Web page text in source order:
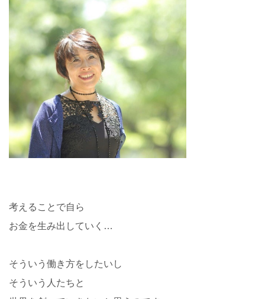
考えることで自ら
お金を生み出していく…
そういう働き方をしたいし
そういう人たちと